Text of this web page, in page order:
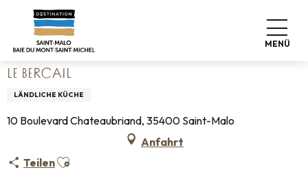
contenu
MENÜ
Startseite
Wo man essen kann
Restaurants
LE BERCAIL
LÄNDLICHE KÜCHE
10 Boulevard Chateaubriand, 35400 Saint-Malo
Anfahrt
TeilenAjouter aux favoris